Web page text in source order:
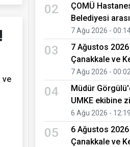
ve
02
ÇOMÜ
Belediyesi
7 Ağu 2026 -
03
7 Ağustos
Çanakkale ve
7 Ağu 2026 - 00:02
04
Müdür
UMKE ekibine
6 Ağu 2026 - 12:19
05
6 Ağustos
Çanakkale ve